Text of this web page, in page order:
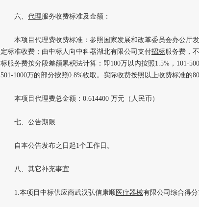
六、 代理服务收费标准及金额：
本项目代理费收费标准：参照国家发展和改革委员会办公厅发
定标准收费；由中标人向中科器湖北有限公司支付招标服务费，
标服务费按分段差额累积法计算：即100万以内按照1.5%，101-
501-1000万的部分按照0.8%收取。实际收费按照以上收费标准的
本项目代理费总金额：0.614400 万元（人民币）
七、公告期限
自本公告发布之日起1个工作日。
八、其它补充事宜
1.本项目中标供应商武汉弘信康顺 医疗器械有限公司综合得分